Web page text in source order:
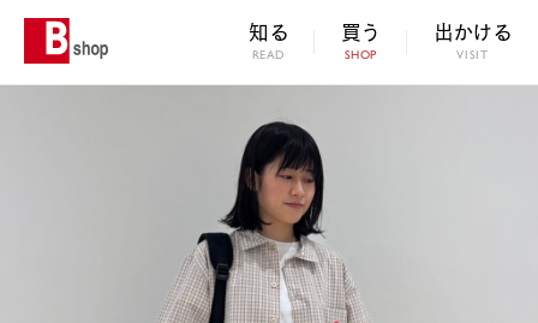
知る
READ
買う
SHOP
出かける
VISIT